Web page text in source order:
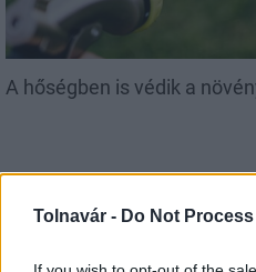
Tolnavár - Do Not
A hőségben is védik a